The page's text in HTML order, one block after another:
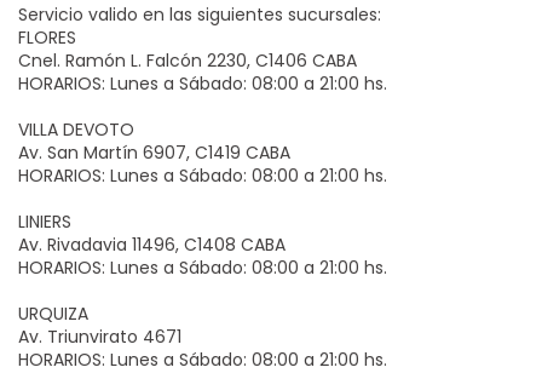
Servicio valido en las siguientes sucursales:
FLORES
Cnel. Ramón L. Falcón 2230, C1406 CABA
HORARIOS: Lunes a Sábado: 08:00 a 21:00 hs.
VILLA DEVOTO
Av. San Martín 6907, C1419 CABA​
HORARIOS: Lunes a Sábado: 08:00 a 21:00 hs.
LINIERS
Av. Rivadavia 11496, C1408 CABA​
HORARIOS: Lunes a Sábado: 08:00 a 21:00 hs.
URQUIZA
Av. Triunvirato 4671​
HORARIOS: Lunes a Sábado: 08:00 a 21:00 hs.